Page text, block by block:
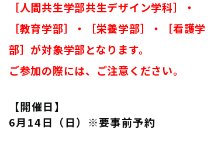
［人間共生学部共生デザイン学科］・
［教育学部］・［栄養学部］・［看護学
部］が対象学部となります。
ご参加の際には、ご注意ください。
【開催日】
6月14日（日）※要事前予約